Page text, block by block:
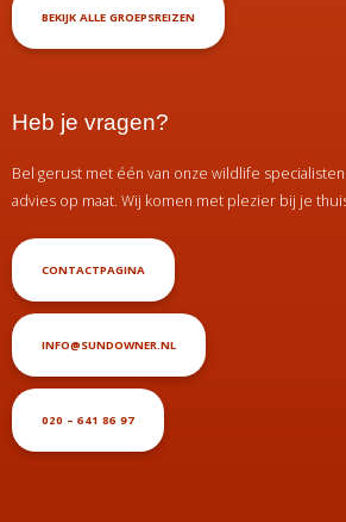
BEKIJK ALLE GROEPSREIZEN
Heb je vragen?
Bel gerust met één van onze wildlife
advies op maat. Wij komen met plezier bij je
CONTACTPAGINA
INFO@SUNDOWNER.NL
020 – 641 86 97